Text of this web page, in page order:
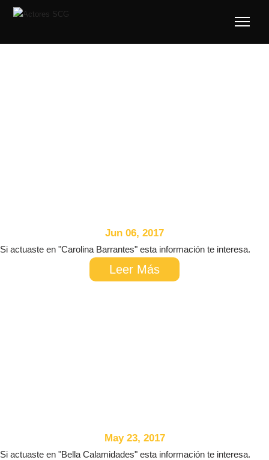
TEst
Jun 06, 2017
​Si actuaste en "Carolina Barrantes" esta información te interesa.
Leer Más
May 23, 2017
​Si actuaste en "Bella Calamidades" esta información te interesa.